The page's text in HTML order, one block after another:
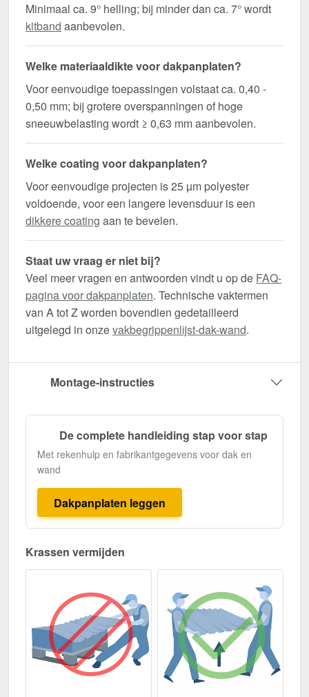
Minimaal ca. 9° helling; bij minder dan ca. 7° wordt
kitband aanbevolen.
Welke materiaaldikte voor dakpanplaten?
Voor eenvoudige toepassingen volstaat ca. 0,40 -
0,50 mm; bij grotere overspanningen of hoge
sneeuwbelasting wordt ≥ 0,63 mm aanbevolen.
Welke coating voor dakpanplaten?
Voor eenvoudige projecten is 25 µm polyester
voldoende, voor een langere levensduur is een
dikkere coating aan te bevelen.
Staat uw vraag er niet bij?
Veel meer vragen en antwoorden vindt u op de FAQ-
pagina voor dakpanplaten. Technische vaktermen
van A tot Z worden bovendien gedetailleerd
uitgelegd in onzevakbegrippenlijst-dak-wand.
Montage-instructies
De complete handleiding stap voor stap
Met rekenhulp en fabrikantgegevens voor dak en
wand
Dakpanplaten leggen
Krassen vermijden